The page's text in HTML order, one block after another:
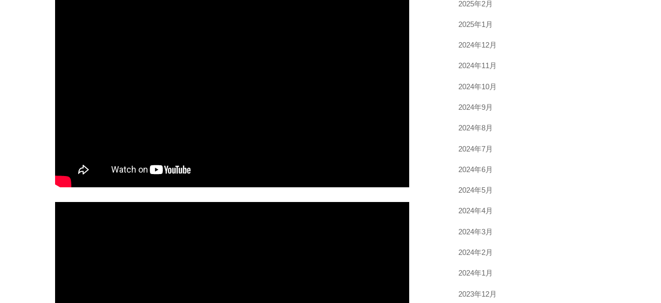
2025年2月
2025年1月
2024年12月
2024年11月
2024年10月
2024年9月
2024年8月
2024年7月
2024年6月
2024年5月
2024年4月
2024年3月
2024年2月
2024年1月
2023年12月